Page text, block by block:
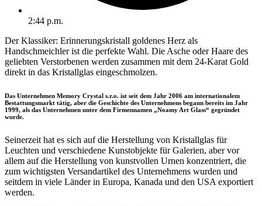
2:44 p.m.
Der Klassiker: Erinnerungskristall goldenes Herz als
Handschmeichler ist die perfekte Wahl. Die Asche oder Haare des
geliebten Verstorbenen werden zusammen mit dem 24-Karat Gold
direkt in das Kristallglas eingeschmolzen.
Das Unternehmen Memory Crystal s.r.o. ist seit dem Jahr 2006 am internationalem
Bestattungsmarkt tätig, aber die Geschichte des Unternehmens begann bereits im Jahr
1999, als das Unternehmen unter dem Firmennamen „Noamy Art Glass“ gegründet
wurde.
Seinerzeit hat es sich auf die Herstellung von Kristallglas für
Leuchten und verschiedene Kunstobjekte für Galerien, aber vor
allem auf die Herstellung von kunstvollen Urnen konzentriert, die
zum wichtigsten Versandartikel des Unternehmens wurden und
seitdem in viele Länder in Europa, Kanada und den USA exportiert
werden.